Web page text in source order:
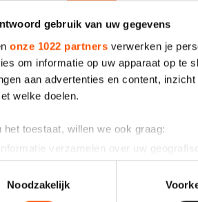
gebruik van uw gegevens
onze 1022 partners verwerken je
om informatie op uw apparaat op te
aan advertenties en content,
welke doelen.
het toestaat, willen we ook graag:
Informatie verzamelen over uw
apparaat identificeren door het
meer over hoe uw persoonlijke
Noodzakelijk